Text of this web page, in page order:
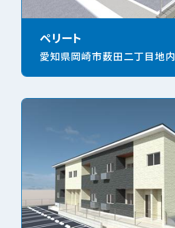
ペリート
愛知県岡崎市薮田二丁目地内